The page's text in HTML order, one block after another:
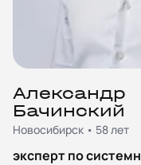
Александр
Бачинский
Новосибирск • 58 лет
эксперт по